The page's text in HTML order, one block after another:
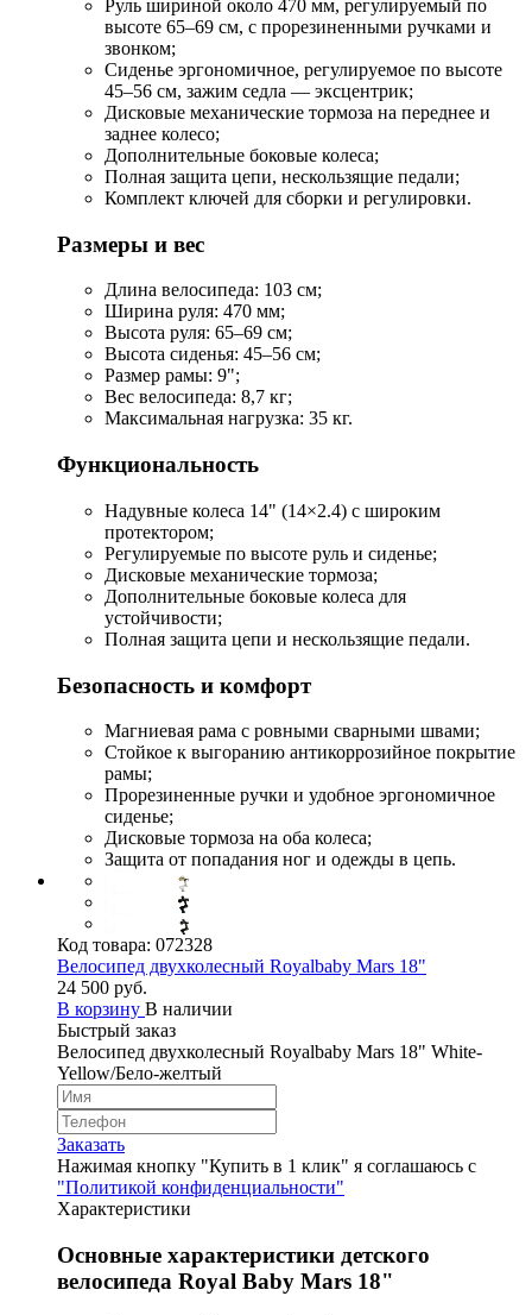
Руль шириной около 470 мм, регулируемый по
высоте 65–69 см, с прорезиненными ручками и
звонком;
Сиденье эргономичное, регулируемое по высоте
45–56 см, зажим седла — эксцентрик;
Дисковые механические тормоза на переднее и
заднее колесо;
Дополнительные боковые колеса;
Полная защита цепи, нескользящие педали;
Комплект ключей для сборки и регулировки.
Размеры и вес
Длина велосипеда: 103 см;
Ширина руля: 470 мм;
Высота руля: 65–69 см;
Высота сиденья: 45–56 см;
Размер рамы: 9";
Вес велосипеда: 8,7 кг;
Максимальная нагрузка: 35 кг.
Функциональность
Надувные колеса 14" (14×2.4) с широким
протектором;
Регулируемые по высоте руль и сиденье;
Дисковые механические тормоза;
Дополнительные боковые колеса для
устойчивости;
Полная защита цепи и нескользящие педали.
Безопасность и комфорт
Магниевая рама с ровными сварными швами;
Стойкое к выгоранию антикоррозийное покрытие
рамы;
Прорезиненные ручки и удобное эргономичное
сиденье;
Дисковые тормоза на оба колеса;
Защита от попадания ног и одежды в цепь.
Код товара: 072328
Велосипед двухколесный Royalbaby Mars 18"
24 500 руб.
В корзину В наличии
Быстрый заказ
Велосипед двухколесный Royalbaby Mars 18" White-
Yellow/Бело-желтый
Заказать
Нажимая кнопку "Купить в 1 клик" я соглашаюсь с
"Политикой конфиденциальности"
Характеристики
Основные характеристики детского
велосипеда Royal Baby Mars 18"